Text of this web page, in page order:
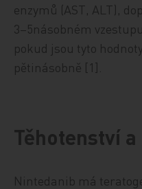
enzymů (AST, ALT),
3–5násobném
pokud jsou tyto
pětinásobně [1].
Těhotenství
Nintedanib má